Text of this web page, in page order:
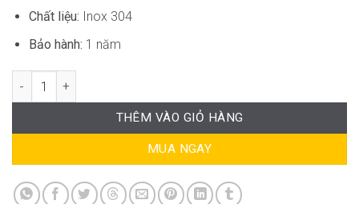
Chất liệu: Inox 304
Bảo hành: 1 năm
Ghế Cafe Inox Cao Cấp LT-WC594 số lượng
THÊM VÀO GIỎ HÀNG
MUA NGAY